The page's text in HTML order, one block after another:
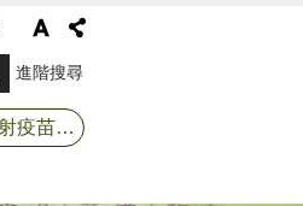
進階搜尋
預防注射疫苗接種專區